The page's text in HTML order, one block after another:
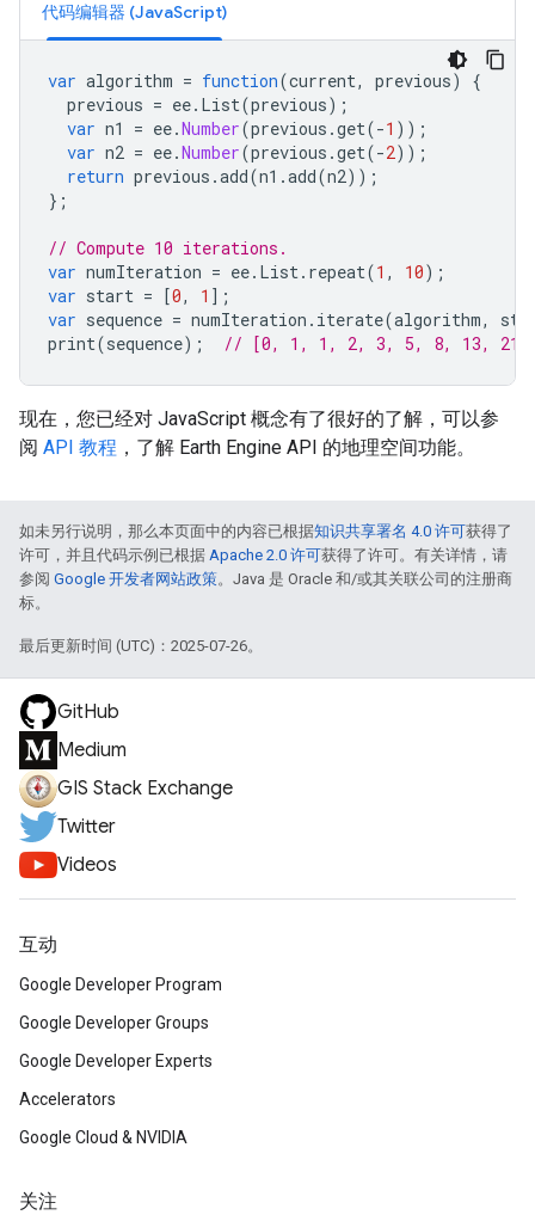
代码编辑器 (JavaScript)
var algorithm = function(current, previous)
{
previous = ee. List(previous);
var n1 = ee.Number(previous .get(-1 ));
var n2 = ee.Number(previous .get(-2));
return previous .add(n1 .add(n2));
};
// Compute 10 iterations.
var numIteration = ee. List. repeat(1 , 10);
var start = [0, 1 ];
var sequence = numIteration . iterate(algorithm,
print(sequence); // [0, 1, 1, 2, 3, 5, 8, 13, 21,
现在，您已经对 JavaScript 概念有了很好的了解，可以参
阅 API 教程 ，了解 Earth Engine API 的地理空间功能。
如未另行说明，那么本页面中的内容已根据知识共享署名 4.0 许可获得了
许可，并且代码示例已根据 Apache 2.0 许可获得了许可。有关详情，请
参阅 Google 开发者网站政策。Java 是 Oracle 和/或其关联公司的注册商
标。
最后更新时间 (UTC)：2025-07-26。
GitHub
Medium
GIS Stack Exchange
Twitter
Videos
互动
Google Developer Program
Google Developer Groups
Google Developer Experts
Accelerators
Google Cloud & NVIDIA
关注